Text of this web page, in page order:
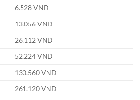
6.528 VND
13.056 VND
26.112 VND
52.224 VND
130.560 VND
261.120 VND